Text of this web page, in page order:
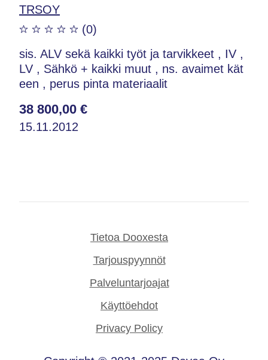
TRSOY
(0)
sis. ALV sekä kaikki työt ja tarvikkeet , IV ,
LV , Sähkö + kaikki muut , ns. avaimet kät
een , perus pinta materiaalit
38 800,00 €
15.11.2012
Tietoa Dooxesta
Tarjouspyynnöt
Palveluntarjoajat
Käyttöehdot
Privacy Policy